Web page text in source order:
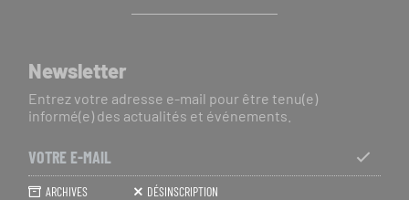
Newsletter
Entrez votre adresse e-mail pour être tenu(e)
informé(e) des actualités et événements.
Votre
mailARCHIVES DÉSINSCRIPTION